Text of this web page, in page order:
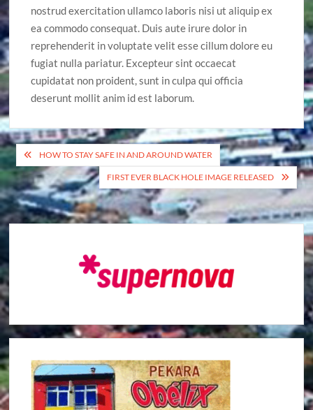
nostrud exercitation ullamco laboris nisi ut aliquip ex
ea commodo consequat. Duis aute irure dolor in
reprehenderit in voluptate velit esse cillum dolore eu
fugiat nulla pariatur. Excepteur sint occaecat
cupidatat non proident, sunt in culpa qui officia
deserunt mollit anim id est laborum.
Кретање
чланка
HOW TO STAY SAFE IN AND AROUND WATER
FIRST EVER BLACK HOLE IMAGE RELEASED